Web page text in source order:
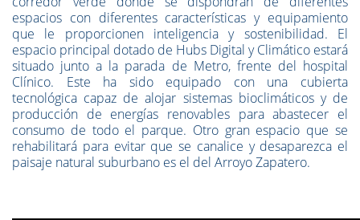
espacios con diferentes características y equipamiento
que le proporcionen inteligencia y sostenibilidad. El
espacio principal dotado de Hubs Digital y Climático estará
situado junto a la parada de Metro, frente del hospital
Clínico. Este ha sido equipado con una cubierta
tecnológica capaz de alojar sistemas bioclimáticos y de
producción de energías renovables para abastecer el
consumo de todo el parque. Otro gran espacio que se
rehabilitará para evitar que se canalice y desaparezca el
paisaje natural suburbano es el del Arroyo Zapatero.